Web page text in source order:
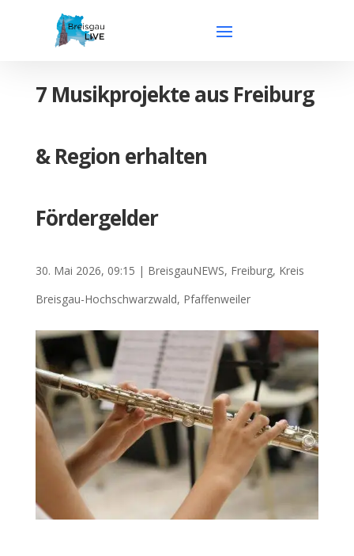
7 Musikprojekte aus Freiburg
& Region erhalten
Fördergelder
30. Mai 2026, 09:15 | BreisgauNEWS, Freiburg, Kreis
Breisgau-Hochschwarzwald, Pfaffenweiler